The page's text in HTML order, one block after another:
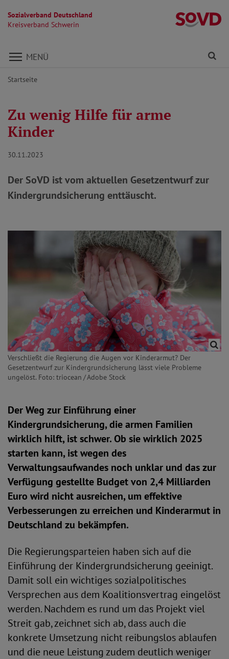
Sozialverband Deutschland
Kreisverband Schwerin
Direkt zu den Inhalten springen
MENÜ
Startseite
Zu wenig Hilfe für arme
Kinder
30.11.2023
Der SoVD ist vom aktuellen Gesetzentwurf zur
Kindergrundsicherung enttäuscht.
Verschließt die Regierung die Augen vor Kinderarmut? Der
Gesetzentwurf zur Kindergrundsicherung lässt viele Probleme
ungelöst. Foto: triocean / Adobe Stock
Der Weg zur Einführung einer
Kindergrundsicherung, die armen Familien
wirklich hilft, ist schwer. Ob sie wirklich 2025
starten kann, ist wegen des
Verwaltungsaufwandes noch unklar und das zur
Verfügung gestellte Budget von 2,4 Milliarden
Euro wird nicht ausreichen, um effektive
Verbesserungen zu erreichen und Kinderarmut in
Deutschland zu bekämpfen.
Die Regierungsparteien haben sich auf die
Einführung der Kindergrundsicherung geeinigt.
Damit soll ein wichtiges sozialpolitisches
Versprechen aus dem Koalitionsvertrag eingelöst
werden. Nachdem es rund um das Projekt viel
Streit gab, zeichnet sich ab, dass auch die
konkrete Umsetzung nicht reibungslos ablaufen
und die neue Leistung zudem deutlich weniger